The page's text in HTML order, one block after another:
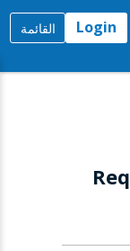
Login القائمة